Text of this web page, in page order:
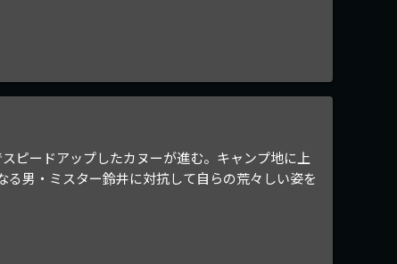
ピードアップしたカヌーが進む。キャンプ地に上
男・ミスター鈴井に対抗して自らの荒々しい姿を